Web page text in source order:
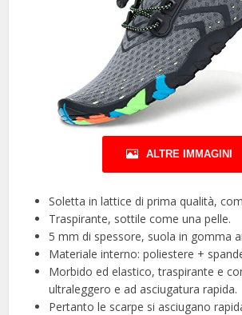
ALTRE IMMAGINI
Soletta in lattice di prima qualità,
Traspirante, sottile come una pelle.
5 mm di spessore, suola in gomma
Materiale interno: poliestere +
Morbido ed elastico, traspirante e
ultraleggero e ad asciugatura rapida.
Pertanto le scarpe si asciugano